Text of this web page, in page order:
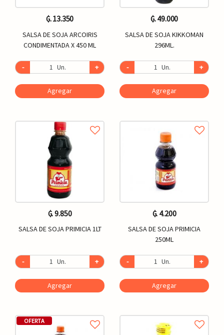
₲. 13.350
SALSA DE SOJA ARCOIRIS
CONDIMENTADA X 450 ML
- Un. +
Agregar
₲. 49.000
SALSA DE SOJA KIKKOMAN
296ML.
- Un. +
Agregar
₲. 9.850
SALSA DE SOJA PRIMICIA 1LT
- Un. +
Agregar
₲. 4.200
SALSA DE SOJA PRIMICIA
250ML
- Un. +
Agregar
OFERTA